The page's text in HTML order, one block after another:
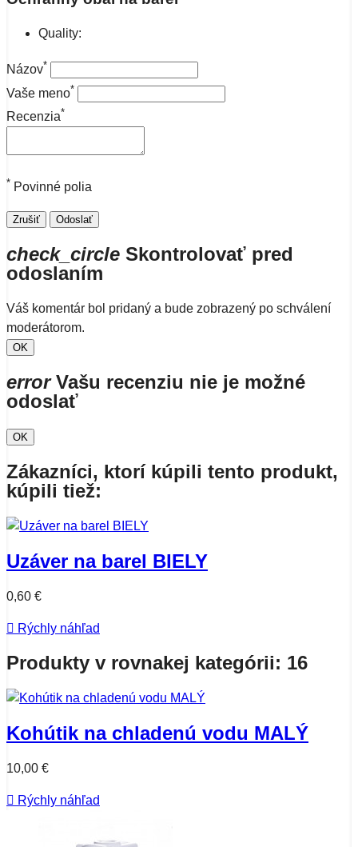
Quality:
Názov*
Vaše meno*
Recenzia*
* Povinné polia
Zrušiť Odoslať
check_circle Skontrolovať pred
odoslaním
Váš komentár bol pridaný a bude zobrazený po schválení
moderátorom.
OK
errorVašu recenziu nie je možné
odoslať
OK
Zákazníci, ktorí kúpili tento produkt,
kúpili tiež:
Uzáver na barel BIELY
0,60 €
 Rýchly náhľad
Produkty v rovnakej kategórii: 16
Kohútik na chladenú vodu MALÝ
10,00 €
 Rýchly náhľad